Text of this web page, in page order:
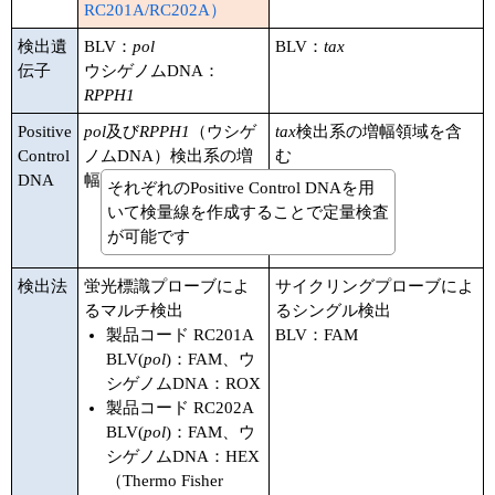
遺伝子検査ガイド（食品・水質・家畜他）
NGSポータルサイト
幹細胞・再生医療研究ガイド
クローニング実験ガイド
細胞選択ガイド
エピジェネティクス実験ガイド
RNAi実験ガイド
アプリケーションノート
プロトコール集
ユーザーズボイス集
RC201A/RC202A）
検出遺
伝子
BLV： pol
ウシゲノムDNA：
RPPH1
BLV： tax
Positive
Control
DNA
pol及びRPPH1
（ウシゲ
ノムDNA）検出系の増
幅領域を含む
それぞれのPositive Control DNAを用
いて検量線を作成することで定量検査
が可能です
tax検出系の増幅領域を含
む
検出法
蛍光標識プローブによ
るマルチ検出
製品コード RC201A
BLV(pol)：FAM、ウ
シゲノムDNA：ROX
製品コード RC202A
BLV(pol)：FAM、ウ
シゲノムDNA：HEX
（Thermo Fisher
サイクリングプローブによ
るシングル検出
BLV：FAM